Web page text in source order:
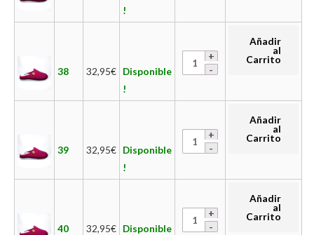
!
38 32,95€ Disponible
!
Añadir
al
Carrito
39 32,95€ Disponible
!
Añadir
al
Carrito
40 32,95€ Disponible
Añadir
al
Carrito